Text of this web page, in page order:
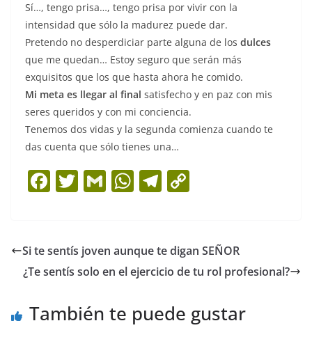
Sí…, tengo prisa…, tengo prisa por vivir con la
intensidad que sólo la madurez puede dar.
Pretendo no desperdiciar parte alguna de los dulces
que me quedan… Estoy seguro que serán más
exquisitos que los que hasta ahora he comido.
Mi meta es llegar al final satisfecho y en paz con mis
seres queridos y con mi conciencia.
Tenemos dos vidas y la segunda comienza cuando te
das cuenta que sólo tienes una…
F
e
b
o
T
er
G
l
W
s
A
p
T
gr
a
y
Li
k
Si te sentís joven aunque te digan SEÑOR
¿Te sentís solo en el ejercicio de tu rol profesional?
También te puede gustar